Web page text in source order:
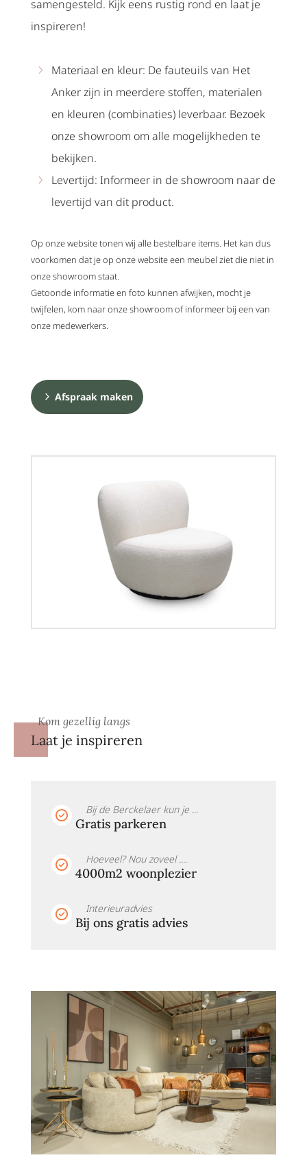
samengesteld. Kijk eens rustig rond en laat je
inspireren!
Materiaal en kleur: De fauteuils van Het
Anker zijn in meerdere stoffen, materialen
en kleuren (combinaties) leverbaar. Bezoek
onze showroom om alle mogelijkheden te
bekijken.
Levertijd: Informeer in de showroom naar de
levertijd van dit product.
Op onze website tonen wij alle bestelbare items. Het kan dus
voorkomen dat je op onze website een meubel ziet die niet in
onze showroom staat.
Getoonde informatie en foto kunnen afwijken, mocht je
twijfelen, kom naar onze showroom of informeer bij een van
onze medewerkers.
Afspraak maken
Kom gezellig langs
Laat je inspireren
Bij de Berckelaer kun je ...
Gratis parkeren
Hoeveel? Nou zoveel ....
4000m2 woonplezier
Interieuradvies
Bij ons gratis advies